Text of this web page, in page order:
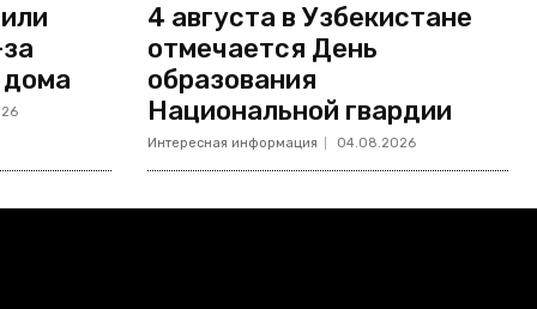
дома
4 августа в Узбекистане
отмечается День
образования
Национальной гвардии
Интересная информация 04.08.2026